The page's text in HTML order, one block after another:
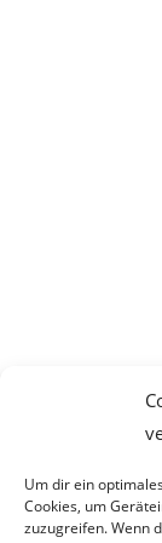
Um dir ein
Cookies, um
zuzugreifen. Wenn